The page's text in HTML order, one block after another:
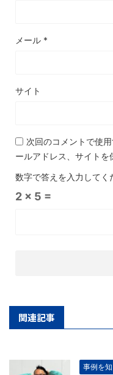
メール *
サイト
次回のコメントで使
ールアドレス、サイトを
数字で答えを入力してく
2 × 5 =
関連記事
事例を